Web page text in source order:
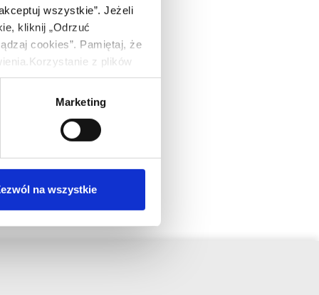
wszystkie”. Jeżeli
kliknij „Odrzuć
cookies”. Pamiętaj, że
z plików
Administratorem
052) przy ul. Wiśniowej 11.
w tym o
Marketing
na wszystkie